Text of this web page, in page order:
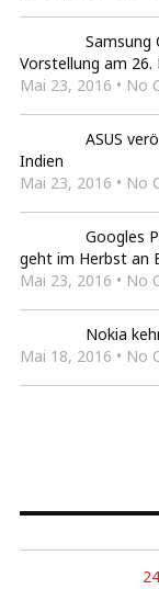
Samsung
Vorstellung am 26.
Mai 23, 2016 • No
ASUS
Indien
Mai 23, 2016 • No
Googles
geht im Herbst an
Mai 23, 2016 • No
Nokia
Mai 18, 2016 • No